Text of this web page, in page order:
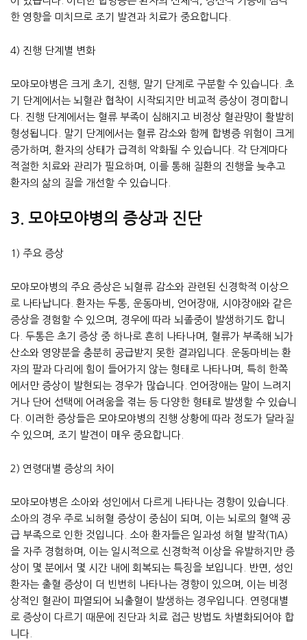
한 영향을 미치므로 조기 발견과 치료가 중요합니다.
4) 진행 단계별 변화
모야모야병은 크게 초기, 진행, 말기 단계로 구분할 수 있습니다. 초
기 단계에서는 뇌혈관 협착이 시작되지만 비교적 증상이 경미합니
다. 진행 단계에서는 혈류 부족이 심해지고 비정상 혈관망이 활발히
형성됩니다. 말기 단계에서는 혈류 감소와 함께 합병증 위험이 크게
증가하며, 환자의 상태가 급격히 악화될 수 있습니다. 각 단계마다
적절한 치료와 관리가 필요하며, 이를 통해 질환의 진행을 늦추고
환자의 삶의 질을 개선할 수 있습니다.
3. 모야모야병의 증상과 진단
1) 주요 증상
모야모야병의 주요 증상은 뇌혈류 감소와 관련된 신경학적 이상으
로 나타납니다. 환자는 두통, 운동마비, 언어장애, 시야장애와 같은
증상을 경험할 수 있으며, 경우에 따라 뇌졸중이 발생하기도 합니
다. 두통은 초기 증상 중 하나로 흔히 나타나며, 혈류가 부족해 뇌가
산소와 영양분을 충분히 공급받지 못한 결과입니다. 운동마비는 환
자의 팔과 다리에 힘이 들어가지 않는 형태로 나타나며, 특히 한쪽
에서만 증상이 발현되는 경우가 많습니다. 언어장애는 말이 느려지
거나 단어 선택에 어려움을 겪는 등 다양한 형태로 발생할 수 있습니
다. 이러한 증상들은 모야모야병의 진행 상황에 따라 정도가 달라질
수 있으며, 조기 발견이 매우 중요합니다.
2) 연령대별 증상의 차이
모야모야병은 소아와 성인에서 다르게 나타나는 경향이 있습니다.
소아의 경우 주로 뇌허혈 증상이 중심이 되며, 이는 뇌로의 혈액 공
급 부족으로 인한 것입니다. 소아 환자들은 일과성 허혈 발작(TIA)
을 자주 경험하며, 이는 일시적으로 신경학적 이상을 유발하지만 증
상이 몇 분에서 몇 시간 내에 회복되는 특징을 보입니다. 반면, 성인
환자는 출혈 증상이 더 빈번히 나타나는 경향이 있으며, 이는 비정
상적인 혈관이 파열되어 뇌출혈이 발생하는 경우입니다. 연령대별
로 증상이 다르기 때문에 진단과 치료 접근 방법도 차별화되어야 합
니다.